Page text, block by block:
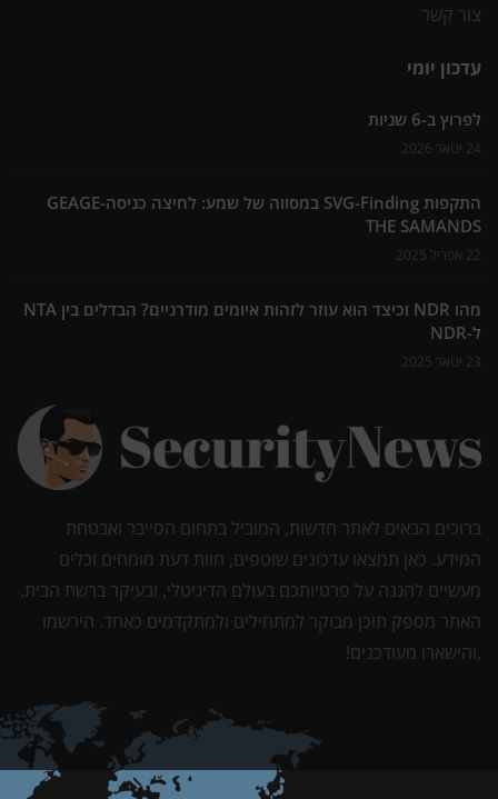
צור קשר
עדכון יומי
לפרוץ ב-6 שניות
24 ינואר 2026
התקפות SVG-Finding במסווה של שמע: לחיצה כניסה-GEAGE
THE SAMANDS
22 אפריל 2025
מהו NDR וכיצד הוא עוזר לזהות איומים מודרניים? הבדלים בין NTA
ל-NDR
23 ינואר 2025
ברוכים הבאים לאתר חדשות, המוביל בתחום הסייבר ואבטחת
המידע. כאן תמצאו עדכונים שוטפים, חוות דעת מומחים וכלים
מעשיים להגנה על פרטיותכם בעולם הדיגיטלי, ובעיקר ברשת הבית.
האתר מספק תוכן מבוקר למתחילים ולמתקדמים כאחד. הירשמו
,והישארו מעודכנים!